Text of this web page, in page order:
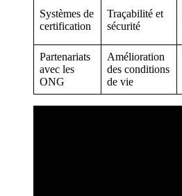
Systèmes de
certification
Traçabilité et
sécurité
Partenariats
avec les
ONG
Amélioration
des conditions
de vie